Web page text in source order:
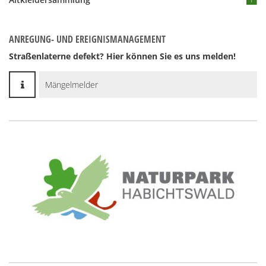
ANREGUNG- UND EREIGNISMANAGEMENT
Straßenlaterne defekt? Hier können Sie es uns melden!
Mängelmelder